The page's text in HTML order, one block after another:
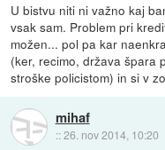
U bistvu niti ni važno kaj
vsak sam. Problem pri
možen... pol pa kar
(ker, recimo, država špara
stroške policistom) in si v
mihaf
::26. nov 2014, 10:20